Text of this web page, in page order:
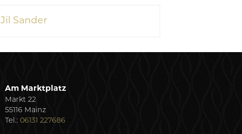
Jil Sander
Am Marktplatz
Markt 22
55116 Mainz
Tel.: 06131 227686